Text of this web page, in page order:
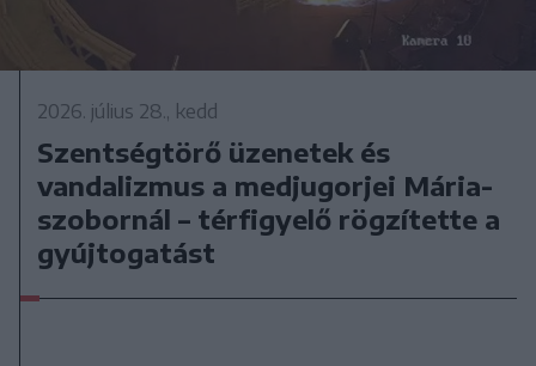
2026. július 28., kedd
Szentségtörő üzenetek és
vandalizmus a medjugorjei Mária-
szobornál – térfigyelő rögzítette a
gyújtogatást